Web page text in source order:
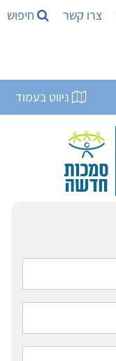
צרו קשר חיפוש
ניווט בעמוד